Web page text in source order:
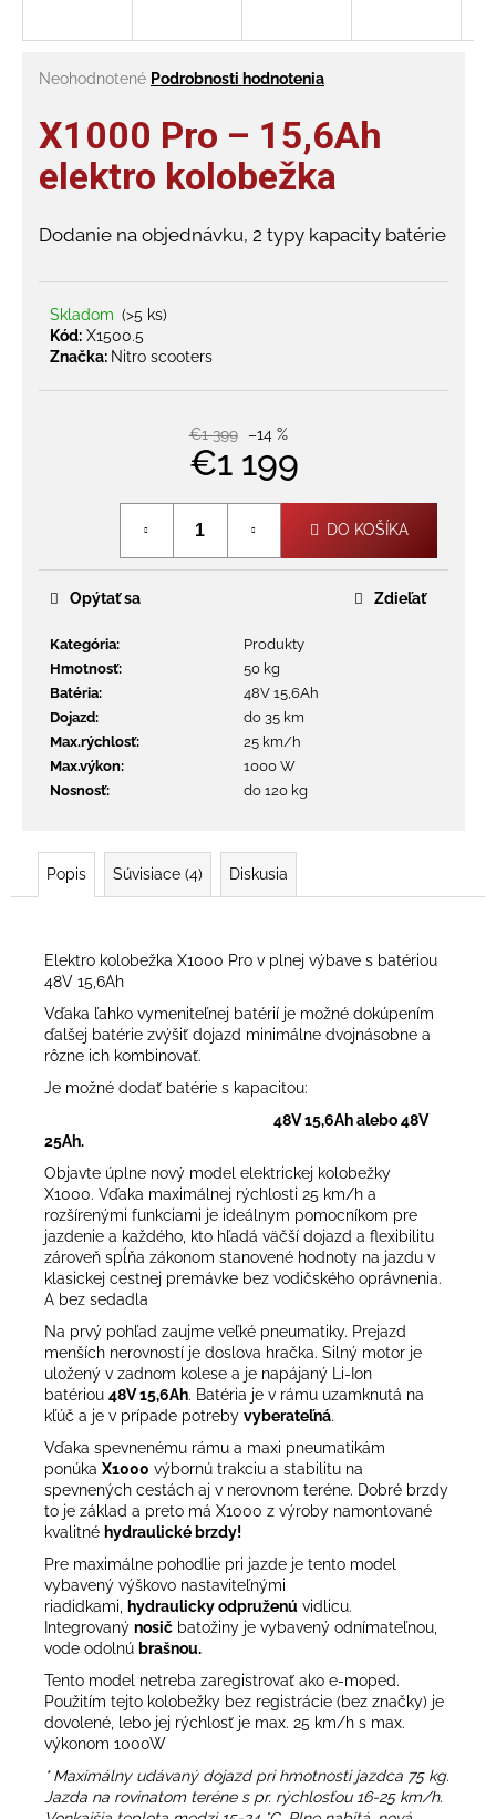
Priemerné
produktu
je
z
hviezdičiek.
Neohodnotené Podrobnosti hodnotenia
X1000 Pro – 15,6Ah
elektro kolobežka
Dodanie na objednávku, 2 typy kapacity batérie
Skladom (>5 ks)
Kód: X1500.5
Značka: Nitro scooters
€1 399 –14 %
€1 199
cena:
DO KOŠÍKA
Kategória:
Produkty
Hmotnosť:
50 kg
Batéria:
48V 15,6Ah
Dojazd:
do 35 km
Max.rýchlosť:
25 km/h
Max.výkon:
1000 W
Nosnosť: do 120 kg
Opýtať sa Zdieľať
Popis Súvisiace (4) Diskusia
Elektro kolobežka X1000 Pro v plnej výbave s batériou
48V 15,6Ah
Vďaka ľahko vymeniteľnej batérií je možné dokúpením
ďalšej batérie zvýšiť dojazd minimálne dvojnásobne a
rôzne ich kombinovať.
Je možné dodať batérie s kapacitou:
48V 15,6Ah alebo 48V
25Ah.
Objavte úplne nový model elektrickej kolobežky
X1000. Vďaka maximálnej rýchlosti 25 km/h a
rozšírenými funkciami je ideálnym pomocníkom pre
jazdenie a každého, kto hľadá väčší dojazd a flexibilitu
zároveň spĺňa zákonom stanovené hodnoty na jazdu v
klasickej cestnej premávke bez vodičského oprávnenia.
A bez sedadla
Na prvý pohľad zaujme veľké pneumatiky. Prejazd
menších nerovností je doslova hračka. Silný motor je
uložený v zadnom kolese a je napájaný Li-Ion
batériou 48V 15,6Ah. Batéria je v rámu uzamknutá na
kľúč a je v prípade potreby vyberateľná.
Vďaka spevnenému rámu a maxi pneumatikám
ponúka X1000 výbornú trakciu a stabilitu na
spevnených cestách aj v nerovnom teréne. Dobré brzdy
to je základ a preto má X1000 z výroby namontované
kvalitné hydraulické brzdy!
Pre maximálne pohodlie pri jazde je tento model
vybavený výškovo nastaviteľnými
riadidkami, hydraulicky odpruženú vidlicu.
Integrovaný nosič batožiny je vybavený odnímateľnou,
vode odolnú brašnou.
Tento model netreba zaregistrovať ako e-moped.
Použitím tejto kolobežky bez registrácie (bez značky) je
dovolené, lebo jej rýchlosť je max. 25 km/h s max.
výkonom 1000W
* Maximálny udávaný dojazd pri hmotnosti jazdca 75 kg.
Jazda na rovinatom teréne s pr. rýchlosťou 16-25 km/h.
NABÍJAČKA
SCOUT
1100
48V
€65